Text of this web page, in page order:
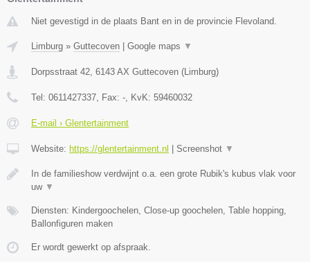
Niet gevestigd in de plaats Bant en in de provincie Flevoland.
Limburg » Guttecoven Google maps ▼
Dorpsstraat 42, 6143 AX Guttecoven (Limburg)
Tel: 0611427337, Fax: -, KvK: 59460032
E-mail › Glentertainment
Website: https://glentertainment.nl Screenshot ▼
In de familieshow verdwijnt o.a. een grote Rubik's kubus vlak voor
uw ▼
Diensten: Kindergoochelen, Close-up goochelen, Table hopping,
Ballonfiguren maken
Er wordt gewerkt op afspraak.